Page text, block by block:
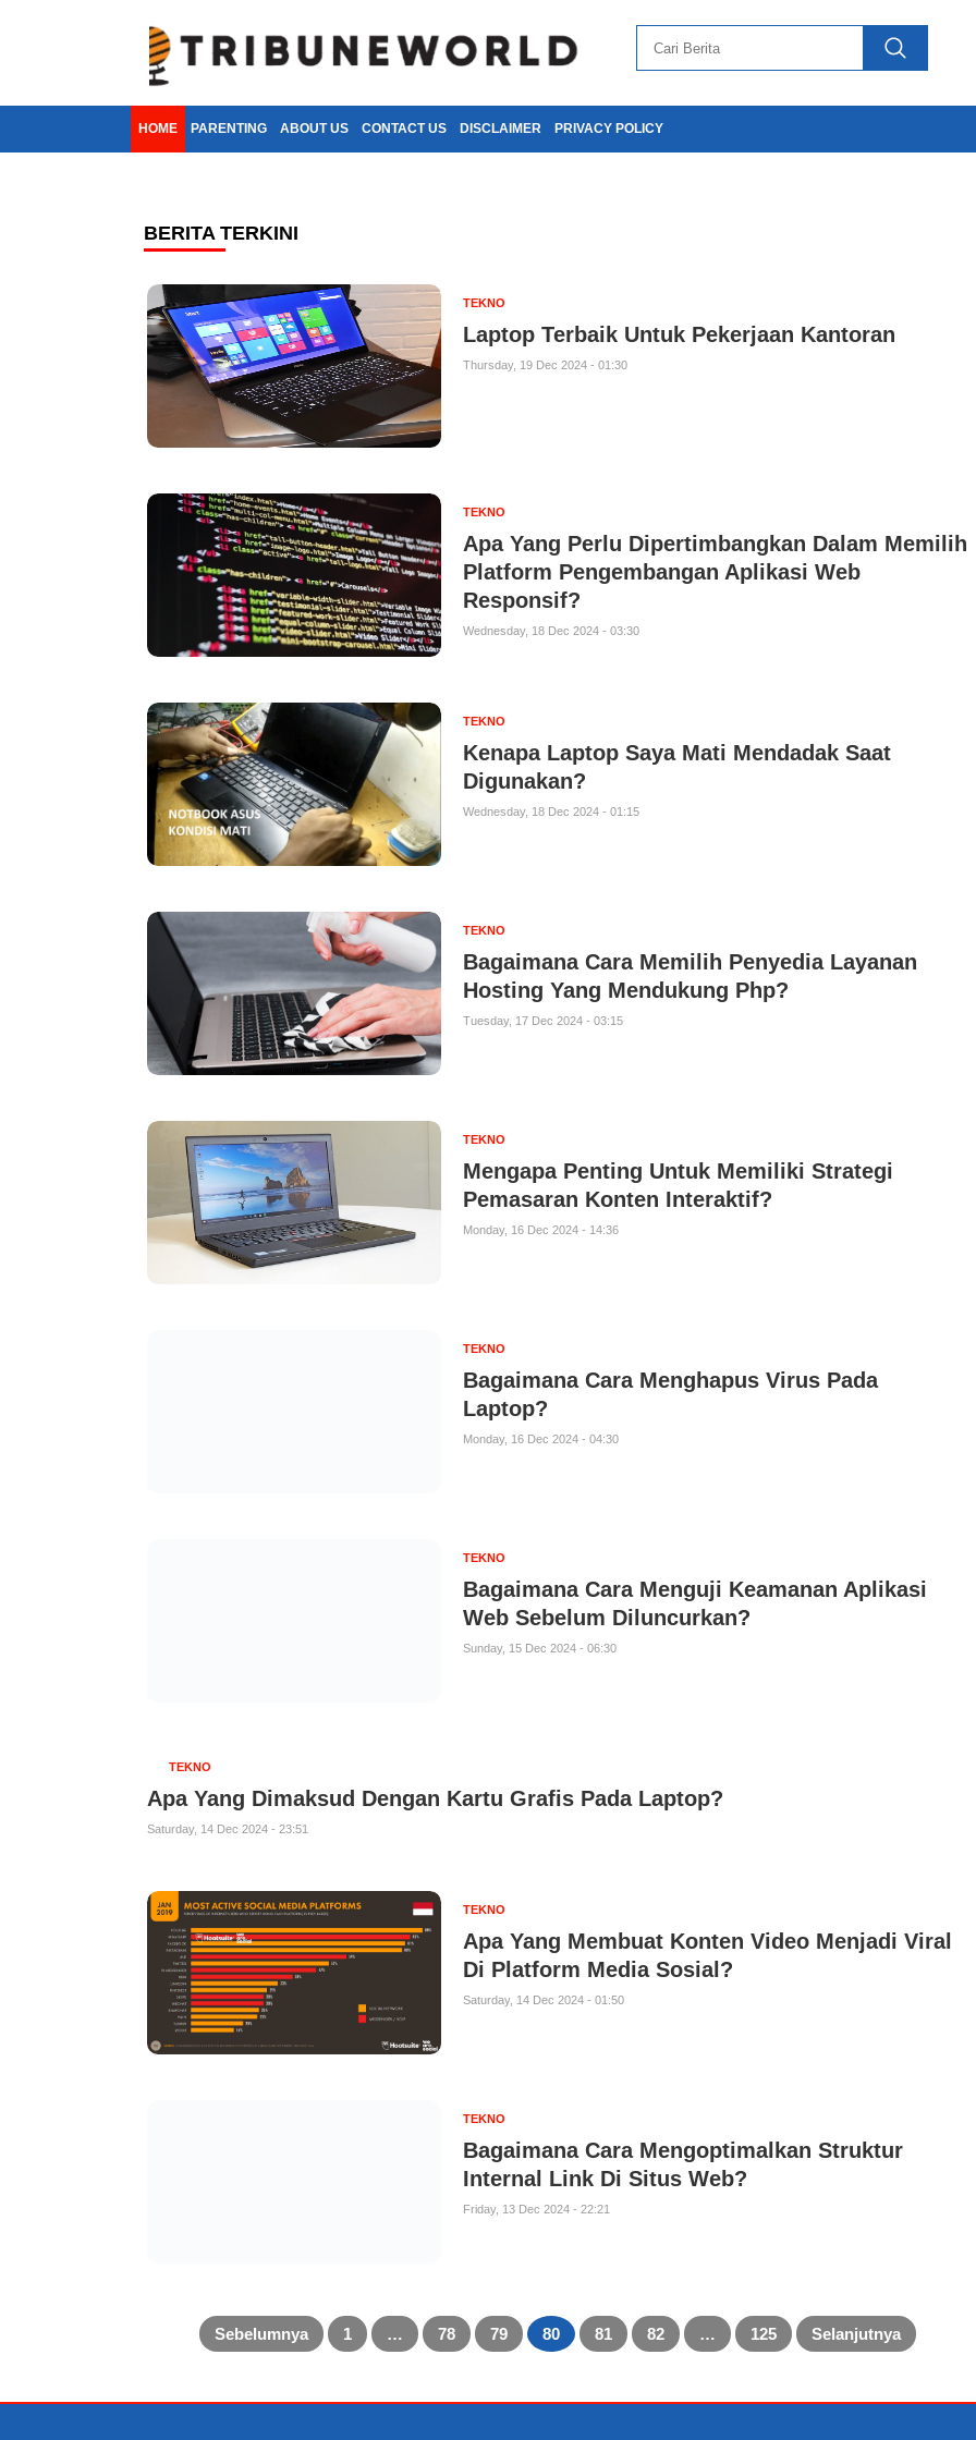
HOME PARENTING ABOUT US CONTACT US DISCLAIMER PRIVACY POLICY
BERITA TERKINI
TEKNO
Laptop Terbaik Untuk Pekerjaan Kantoran
Thursday, 19 Dec 2024 - 01:30
TEKNO
Apa Yang Perlu Dipertimbangkan Dalam Memilih
Platform Pengembangan Aplikasi Web
Responsif?
Wednesday, 18 Dec 2024 - 03:30
TEKNO
Kenapa Laptop Saya Mati Mendadak Saat
Digunakan?
Wednesday, 18 Dec 2024 - 01:15
TEKNO
Bagaimana Cara Memilih Penyedia Layanan
Hosting Yang Mendukung Php?
Tuesday, 17 Dec 2024 - 03:15
TEKNO
Mengapa Penting Untuk Memiliki Strategi
Pemasaran Konten Interaktif?
Monday, 16 Dec 2024 - 14:36
TEKNO
Bagaimana Cara Menghapus Virus Pada
Laptop?
Monday, 16 Dec 2024 - 04:30
TEKNO
Bagaimana Cara Menguji Keamanan Aplikasi
Web Sebelum Diluncurkan?
Sunday, 15 Dec 2024 - 06:30
TEKNO
Apa Yang Dimaksud Dengan Kartu Grafis Pada Laptop?
Saturday, 14 Dec 2024 - 23:51
TEKNO
Apa Yang Membuat Konten Video Menjadi Viral
Di Platform Media Sosial?
Saturday, 14 Dec 2024 - 01:50
TEKNO
Bagaimana Cara Mengoptimalkan Struktur
Internal Link Di Situs Web?
Friday, 13 Dec 2024 - 22:21
PostsSebelumnya 1 … 78 79 80 81 82 … 125 Selanjutnya